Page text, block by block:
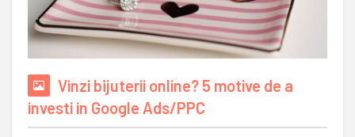
Vinzi bijuterii online? 5 motive de a
investi in Google Ads/PPC